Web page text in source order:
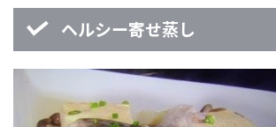
ヘルシー寄せ蒸し